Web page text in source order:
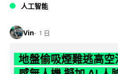
人工智能
Vin 1 日
地盤偷吸煙難逃高